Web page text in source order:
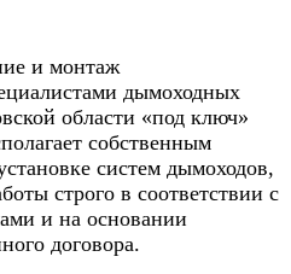
и монтаж
дымоходных
области «под ключ»
собственным
систем дымоходов,
строго в соответствии с
и на основании
договора.